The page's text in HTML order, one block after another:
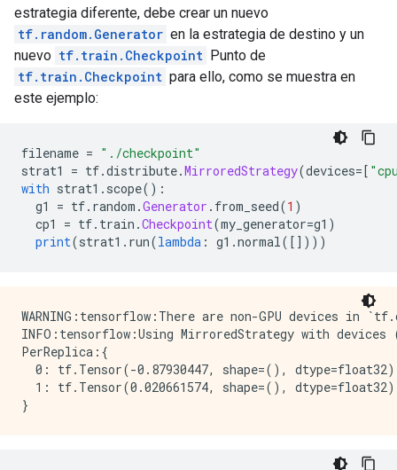
estrategia diferente, debe crear un nuevo
tf.random.Generator en la estrategia de destino y un
nuevo tf.train.Checkpoint Punto de
tf.train.Checkpoint para ello, como se muestra en
este ejemplo:
filename = "./checkpoint"
strat1 = tf.distribute.MirroredStrategy(devices=[
with strat1 . scope():
g1 = tf. random .Generator . from_seed(1 )
cp1 = tf. train .Checkpoint(my_generator=g1 )
print(strat1 . run(lambda : g1 .normal([])))
WARNING:tensorflow:There are non-GPU devices
INFO:tensorflow:Using MirroredStrategy with
PerReplica:{
0: tf.Tensor(-0.87930447, shape=(),
  1: tf.Tensor(0.020661574, shape=(), dtype=float32)